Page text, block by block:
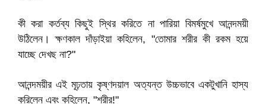
কী করা কর্তব্য কিছুই স্থির করিতে না পারিয়া বিমর্ষমুখে আনন্দময়ী
উঠিলেন। ক্ষণকাল দাঁড়াইয়া কহিলেন, "তোমার শরীর কী রকম হয়ে
যাচ্ছে দেখছ না?"
আনন্দময়ীর এই মূঢ়তায় কৃষ্ণদয়াল অত্যন্ত উচ্চভাবে একটুখানি হাস্য
করিলেন এবং কহিলেন, "শরীর!"